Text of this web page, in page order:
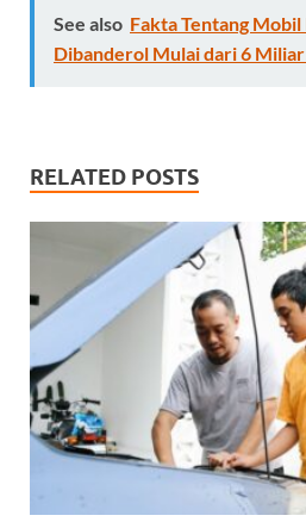
See also Fakta Tentang
Dibanderol Mulai dari 6
RELATED POSTS